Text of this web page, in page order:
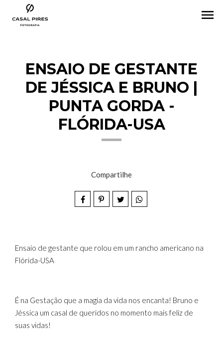
menu
ENSAIO DE GESTANTE
DE JÉSSICA E BRUNO |
PUNTA GORDA -
FLÓRIDA-USA
Compartilhe
Ensaio de gestante que rolou em um rancho americano na
Flórida-USA
É na Gestação que a magia da vida nos encanta! Bruno e
Jéssica um casal de queridos no momento mais feliz de
suas vidas!